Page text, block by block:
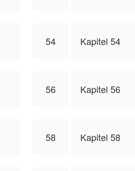
54 Kapitel 54
56 Kapitel 56
58 Kapitel 58